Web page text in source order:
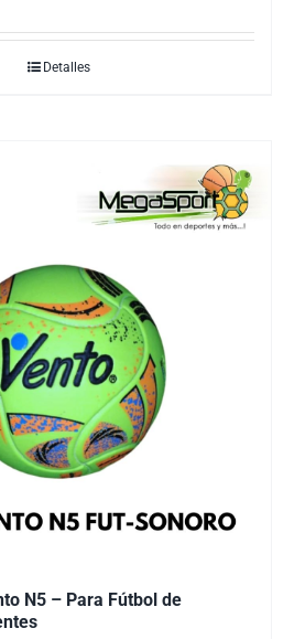
Detalles
N5 – Para Fútbol de